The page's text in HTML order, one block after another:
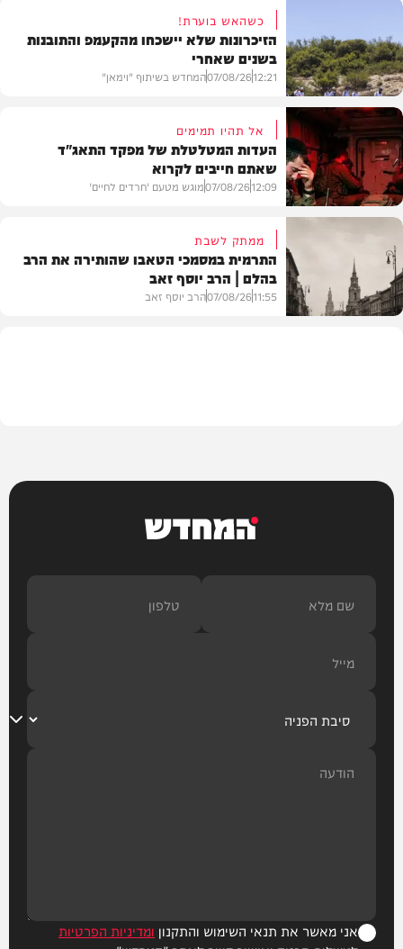
וידאו
כשהאש בוערת!
הזיכרונות שלא יישכחו מהקעמפ והתובנות
בשנים שאחרי
12:21
07/08/26המחדש בשיתוף "וימאן"
דעות
אל תהיו תמימים
העדות המטלטלת של מפקד התאג"ד
שאתם חייבים לקרוא
12:09
07/08/26מוגש מטעם 'חרדים לחיים'
ממתק לשבת
התרמית במסמכי הטאבו שהותירה את הרב
בהלם | הרב יוסף זאב
11:55
07/08/26הרב יוסף זאב
המחדש
אני מאשר את תנאי השימוש והתקנון ומדיניות הפרטיות